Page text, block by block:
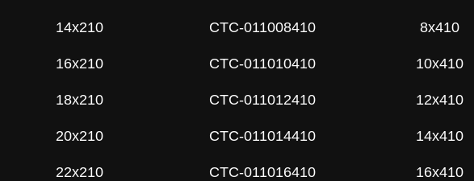
14x210 СTC-011008410 8x410
16x210 СTC-011010410 10x410
18x210 СTC-011012410 12x410
20x210 СTC-011014410 14x410
22x210 СTC-011016410 16x410